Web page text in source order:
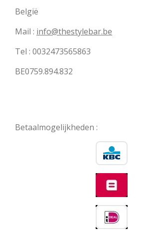
België
Mail : info@thestylebar.be
Tel : 0032473565863
BE0759.894.832
Betaalmogelijkheden :